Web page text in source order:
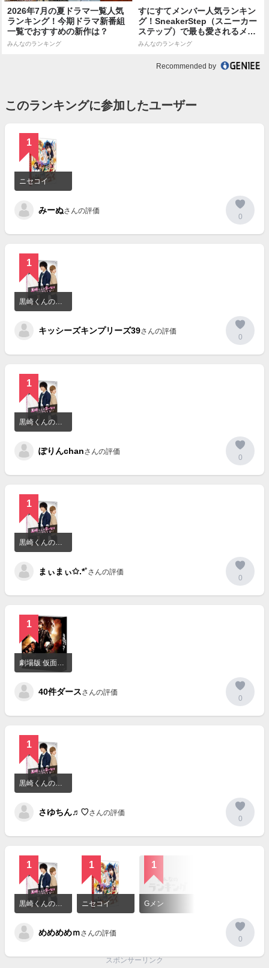
2026年7月の夏ドラマ一覧人気
ランキング！今期ドラマ新番組
一覧でおすすめの新作は？
みんなのランキング
すにすてメンバー人気ランキン
グ！SneakerStep（スニーカー
ステップ）で最も愛されるメン
バー...
みんなのランキング
Recommended by
このランキングに参加したユーザー
1
ニセコイ
みーぬさんの評価
0
1
キッシーズキンプリーズ39さんの評価
0
1
ぽりんchanさんの評価
0
1
まぃまぃ✩.*˚さんの評価
0
1
40件ダースさんの評価
0
1
さゆちん♬︎♡さんの評価
0
1 1
ニセコイ
1
Gメン
めめめめｍさんの評価
0
スポンサーリンク